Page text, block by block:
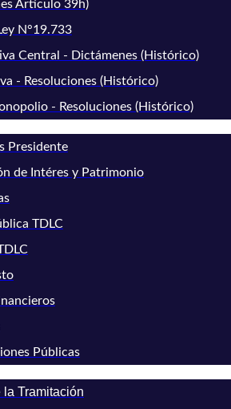
Artículo 39h)
N°19.733
Central - Dictámenes (Histórico)
- Resoluciones (Histórico)
- Resoluciones (Histórico)
Presidente
de Intéres y Patrimonio
TDLC
Públicas
la Tramitación